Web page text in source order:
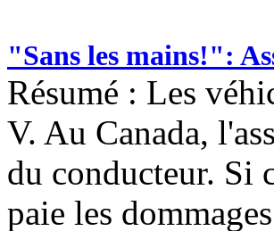
"Sans les mains!":
Résumé : Les
V. Au Canada,
du conducteur. Si
paie les